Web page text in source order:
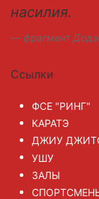
насилия.
фрагмент
Ссылки
ФСЕ "РИНГ"
КАРАТЭ
ДЖИУ
УШУ
ЗАЛЫ